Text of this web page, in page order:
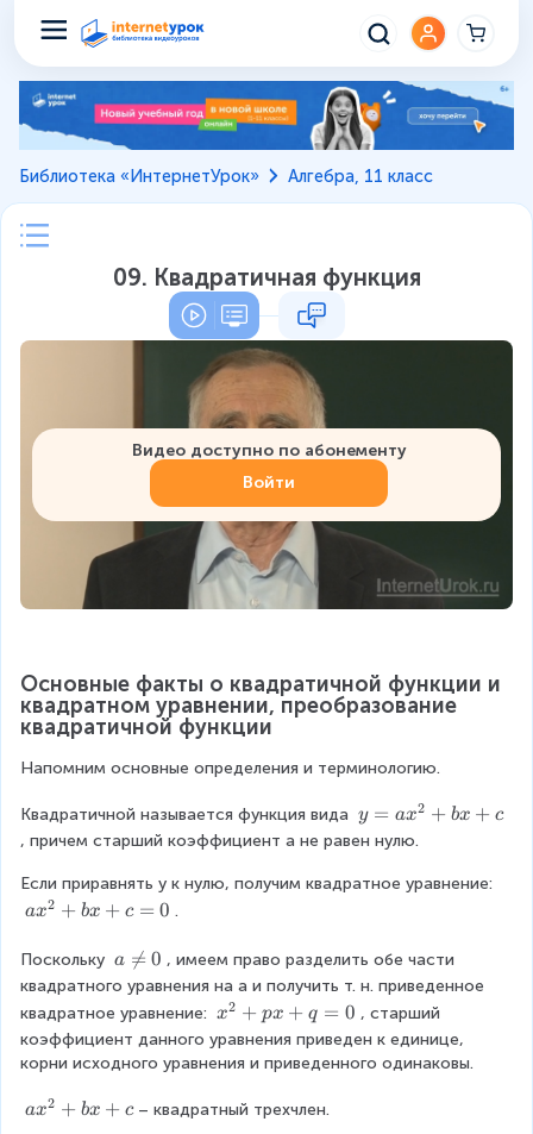
Библиотека «ИнтернетУрок» Алгебра, 11 класс
09. Квадратичная функция
Видео доступно по абонементу
Войти
Основные факты о квадратичной функции и
квадратном уравнении, преобразование
квадратичной функции
Напомним основные определения и терминологию.
Квадратичной называется функция вида y
=
x
+
b
+
c
y = ax2 + bx + c
, причем старший коэффициент а не равен нулю.
Если приравнять у к нулю, получим квадратное уравнение:
a
^
2
+
x
+
c
ax2 + bx + c = 0 .
Поскольку a
\
n
e
0
a 
= 0 , имеем право разделить обе части
квадратного уравнения на а и получить т. н. приведенное
квадратное уравнение: x
^
2
p
x2 + px + q = 0 , старший
коэффициент данного уравнения приведен к единице,
корни исходного уравнения и приведенного одинаковы.
a
ax2 + bx + c – квадратный трехчлен.